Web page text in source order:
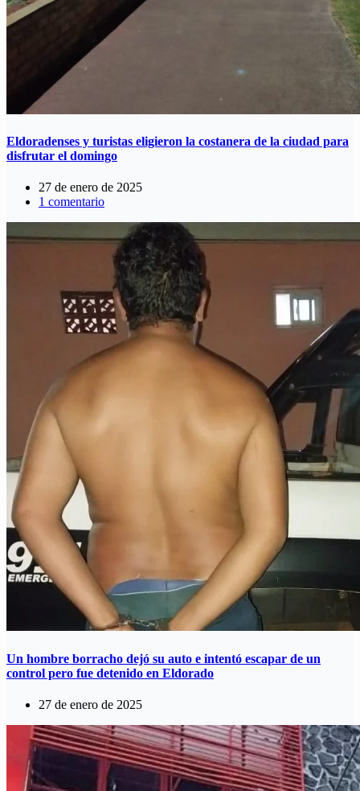
Eldoradenses y turistas eligieron la costanera de la ciudad para
disfrutar el domingo
27 de enero de 2025
1 comentario
Un hombre borracho dejó su auto e intentó escapar de un
control pero fue detenido en Eldorado
27 de enero de 2025